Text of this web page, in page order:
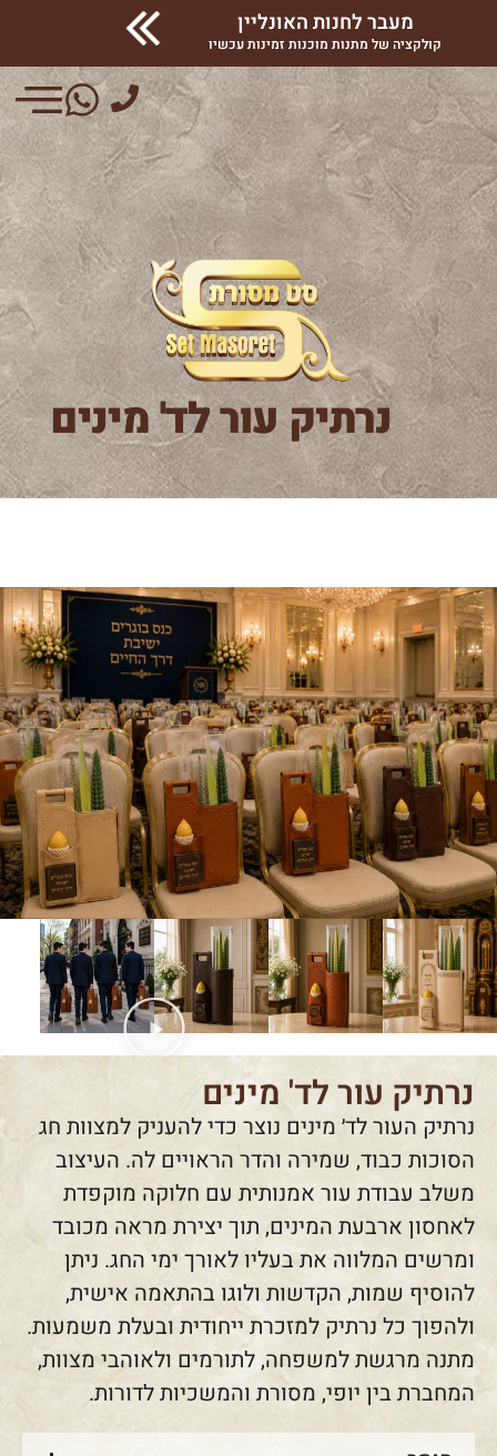
מעבר לחנות האונליין
קולקציה של מתנות מוכנות זמינות עכשיו
נרתיק עור לד' מינים
נרתיק עור לד' מינים
נרתיק העור לד׳ מינים נוצר כדי להעניק למצוות חג
הסוכות כבוד, שמירה והדר הראויים לה. העיצוב
משלב עבודת עור אמנותית עם חלוקה מוקפדת
לאחסון ארבעת המינים, תוך יצירת מראה מכובד
ומרשים המלווה את בעליו לאורך ימי החג. ניתן
להוסיף שמות, הקדשות ולוגו בהתאמה אישית,
ולהפוך כל נרתיק למזכרת ייחודית ובעלת משמעות.
מתנה מרגשת למשפחה, לתורמים ולאוהבי מצוות,
המחברת בין יופי, מסורת והמשכיות לדורות.